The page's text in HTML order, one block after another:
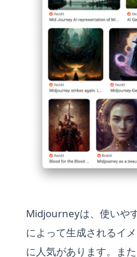
Midjourneyは、使いや
によって生成されるイ
に人気があります。ま